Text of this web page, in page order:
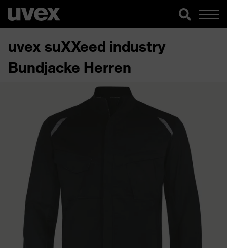
uvex suXXeed industry
Bundjacke Herren